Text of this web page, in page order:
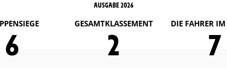
AUSGABE 2026
6
GESAMTKLASSEMENT
2
DIE FAHRER
7